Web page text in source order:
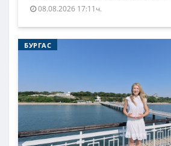
08.08.2026 17:11ч.
БУРГАС